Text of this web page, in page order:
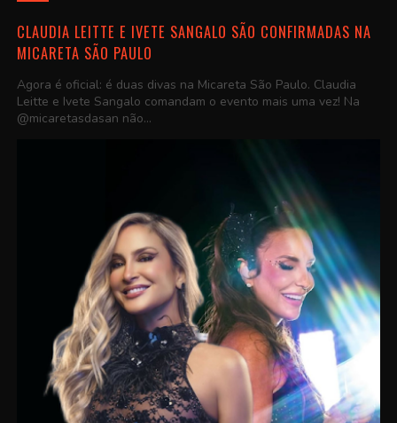
CLAUDIA LEITTE E IVETE SANGALO SÃO CONFIRMADAS NA
MICARETA SÃO PAULO
Agora é oficial: é duas divas na Micareta São Paulo. Claudia
Leitte e Ivete Sangalo comandam o evento mais uma vez! Na
@micaretasdasan não...